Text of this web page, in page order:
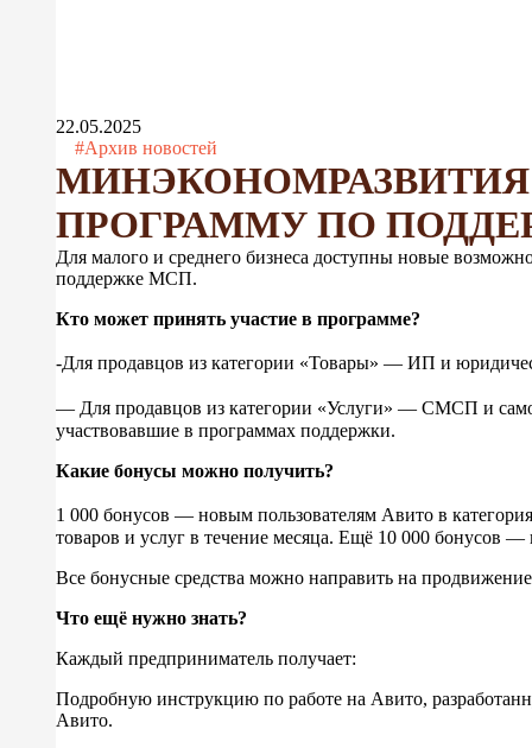
22.05.2025
#Архив новостей
ПРОГРАММУ ПО
Для малого и среднего бизнеса доступны новые
поддержке МСП.
Кто может принять участие в программе?
-Для продавцов из категории «Товары» — ИП и
— Для продавцов из категории «Услуги» — СМСП и
участвовавшие в программах поддержки.
Какие бонусы можно получить?
1 000 бонусов — новым пользователям Авито в
товаров и услуг в течение месяца. Ещё 10 000 бонусов
Все бонусные средства можно направить на
Что ещё нужно знать?
Каждый предприниматель получает:
Подробную инструкцию по работе на Авито,
Авито.